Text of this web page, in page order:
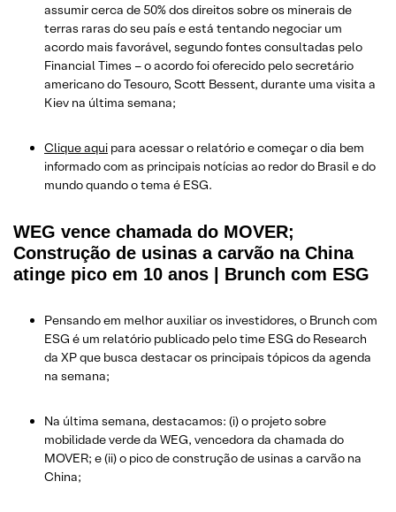
assumir cerca de 50% dos direitos sobre os minerais de
terras raras do seu país e está tentando negociar um
acordo mais favorável, segundo fontes consultadas pelo
Financial Times – o acordo foi oferecido pelo secretário
americano do Tesouro, Scott Bessent, durante uma visita a
Kiev na última semana;
Clique aqui para acessar o relatório e começar o dia bem
informado com as principais notícias ao redor do Brasil e do
mundo quando o tema é ESG.
WEG vence chamada do MOVER;
Construção de usinas a carvão na China
atinge pico em 10 anos | Brunch com ESG
Pensando em melhor auxiliar os investidores, o Brunch com
ESG é um relatório publicado pelo time ESG do Research
da XP que busca destacar os principais tópicos da agenda
na semana;
Na última semana, destacamos: (i) o projeto sobre
mobilidade verde da WEG, vencedora da chamada do
MOVER; e (ii) o pico de construção de usinas a carvão na
China;